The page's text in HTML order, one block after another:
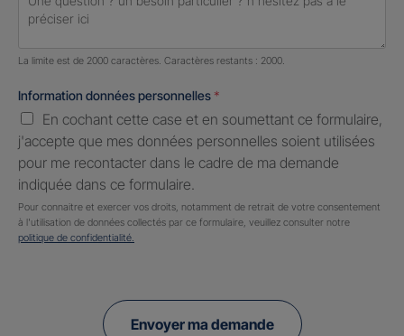
Nombre de caractères restants :2000 caractères restants
La limite est de 2000 caractères. Caractères restants : 2000.
Information données personnelles *
En cochant cette case et en soumettant ce formulaire,
j'accepte que mes données personnelles soient utilisées
pour me recontacter dans le cadre de ma demande
indiquée dans ce formulaire.
Pour connaitre et exercer vos droits, notamment de retrait de votre consentement
à l'utilisation de données collectés par ce formulaire, veuillez consulter notre
politique de confidentialité.
Envoyer ma demande